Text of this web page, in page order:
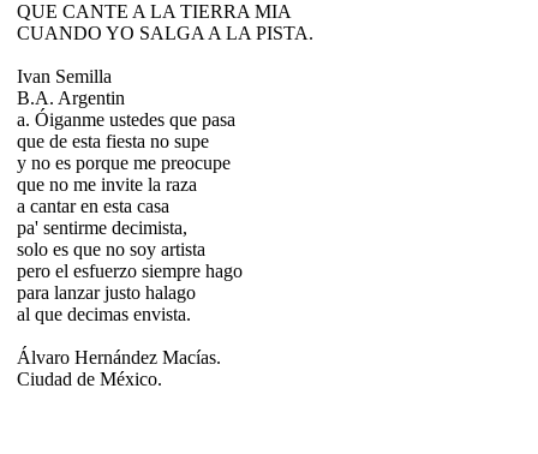
QUE CANTE A LA TIERRA MIA
CUANDO YO SALGA A LA PISTA.
Ivan Semilla
B.A. Argentin
a. Óiganme ustedes que pasa
que de esta fiesta no supe
y no es porque me preocupe
que no me invite la raza
a cantar en esta casa
pa' sentirme decimista,
solo es que no soy artista
pero el esfuerzo siempre hago
para lanzar justo halago
al que decimas envista.
Álvaro Hernández Macías.
Ciudad de México.